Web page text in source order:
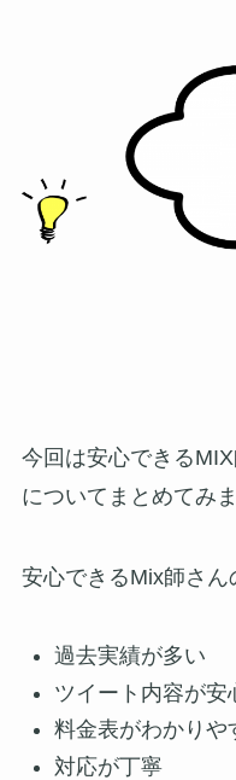
今回は安心できる
についてまとめてみま
安心できるMix師さん
過去実績が多い
ツイート内容が安
料金表がわかりや
対応が丁寧